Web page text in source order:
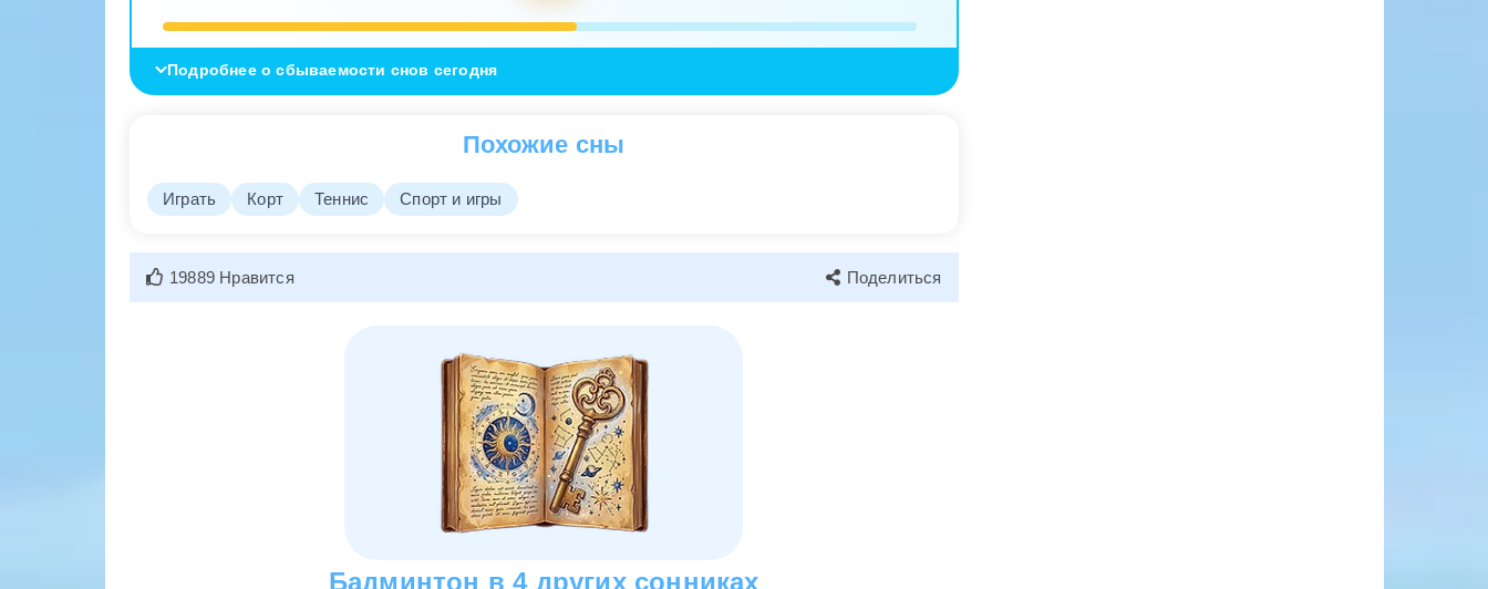
Играть в бадминтон с другом во сне символизирует гармонию и сотрудничество в отношениях.
Это может указывать на успешное сотрудничество или разрешение конфликта с близким
Волан для бадминтона в сновидении символизирует легкость, гибкость и быструю адаптацию к
Видеть, как вы проиграли в бадминтон
Проигрыш в бадминтоне во сне символизирует страх неудач и потерь в реальной жизни. Это
призыв к более активному и уверенному поведению, а также к тщательной подготовке к
будущим испытаниям. Не отчаивайтесь, пройденный опыт лишь укрепит вашу силу и мудрость.
Подробнее о сбываемости снов сегодня
Похожие сны
Играть Корт Теннис Спорт и игры
19889 Нравится Поделиться
Бадминтон в 4 других сонниках